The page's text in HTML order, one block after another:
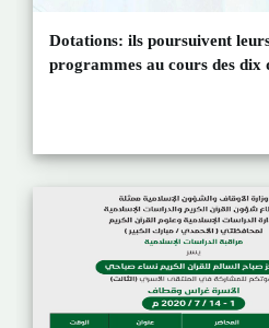
Dotations: ils poursuivent
programmes au cours des dix